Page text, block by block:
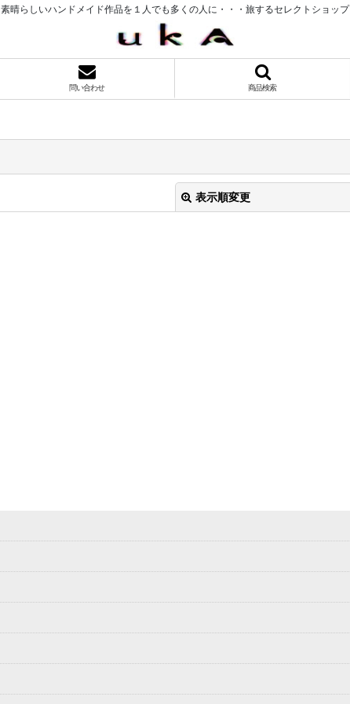
素晴らしいハンドメイド作品を１人でも多くの人に・・・旅するセレクトショップ
問い合わせ 商品検索
表示順変更